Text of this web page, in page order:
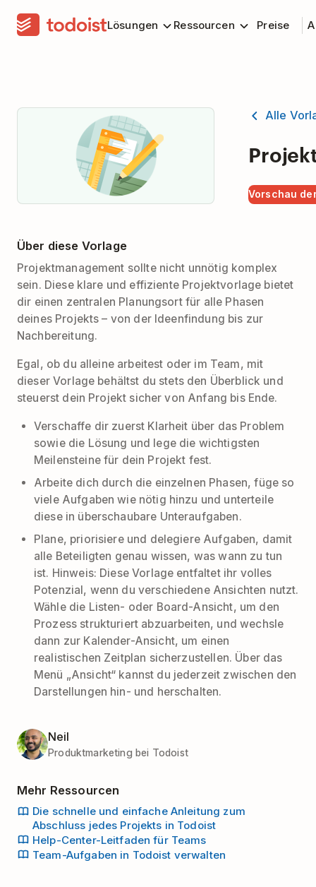
Lösungen Ressourcen Preise
Alle
Vorschau
Über diese Vorlage
Projektmanagement sollte nicht unnötig komplex
sein. Diese klare und effiziente Projektvorlage bietet
dir einen zentralen Planungsort für alle Phasen
deines Projekts – von der Ideenfindung bis zur
Nachbereitung.
Egal, ob du alleine arbeitest oder im Team, mit
dieser Vorlage behältst du stets den Überblick und
steuerst dein Projekt sicher von Anfang bis Ende.
Verschaffe dir zuerst Klarheit über das Problem
sowie die Lösung und lege die wichtigsten
Meilensteine für dein Projekt fest.
Arbeite dich durch die einzelnen Phasen, füge so
viele Aufgaben wie nötig hinzu und unterteile
diese in überschaubare Unteraufgaben.
Plane, priorisiere und delegiere Aufgaben, damit
alle Beteiligten genau wissen, was wann zu tun
ist. Hinweis: Diese Vorlage entfaltet ihr volles
Potenzial, wenn du verschiedene Ansichten nutzt.
Wähle die Listen- oder Board-Ansicht, um den
Prozess strukturiert abzuarbeiten, und wechsle
dann zur Kalender-Ansicht, um einen
realistischen Zeitplan sicherzustellen. Über das
Menü „Ansicht“ kannst du jederzeit zwischen den
Darstellungen hin- und herschalten.
Neil
Produktmarketing bei Todoist
Mehr Ressourcen
Die schnelle und einfache Anleitung zum
Abschluss jedes Projekts in Todoist
Help-Center-Leitfaden für Teams
Team-Aufgaben in Todoist verwalten